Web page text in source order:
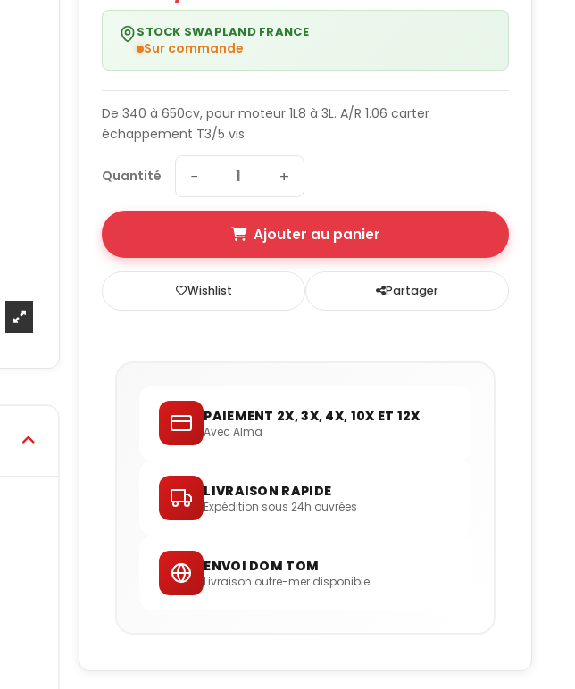
STOCK SWAPLAND FRANCE
Sur commande
De 340 à 650cv, pour moteur 1L8 à 3L. A/R 1.06 carter
échappement T3/5 vis
Quantité − +
Ajouter au panier
Wishlist Partager
PAIEMENT 2X, 3X, 4X, 10X ET 12X
Avec Alma
LIVRAISON RAPIDE
Expédition sous 24h ouvrées
ENVOI DOM TOM
Livraison outre-mer disponible